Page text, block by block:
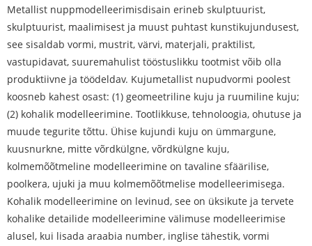
Metallist nuppmodelleerimisdisain erineb skulptuurist,
skulptuurist, maalimisest ja muust puhtast kunstikujundusest,
see sisaldab vormi, mustrit, värvi, materjali, praktilist,
vastupidavat, suuremahulist tööstuslikku tootmist võib olla
produktiivne ja töödeldav. Kujumetallist nupudvormi poolest
koosneb kahest osast: (1) geomeetriline kuju ja ruumiline kuju;
(2) kohalik modelleerimine. Tootlikkuse, tehnoloogia, ohutuse ja
muude tegurite tõttu. Ühise kujundi kuju on ümmargune,
kuusnurkne, mitte võrdkülgne, võrdkülgne kuju,
kolmemõõtmeline modelleerimine on tavaline sfäärilise,
poolkera, ujuki ja muu kolmemõõtmelise modelleerimisega.
Kohalik modelleerimine on levinud, see on üksikute ja tervete
kohalike detailide modelleerimine välimuse modelleerimise
alusel, kui lisada araabia number, inglise tähestik, vormi